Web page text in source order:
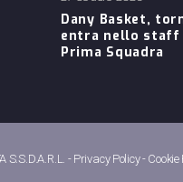
Dany Basket,
entra nello staff
Prima Squadra
S.S.D.A.R.L. - Privacy Policy- Cookie